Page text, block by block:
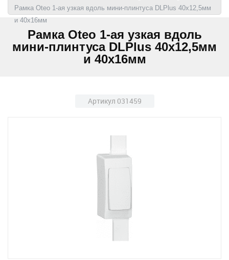
Рамка Oteo 1-ая узкая вдоль мини-плинтуса DLPlus 40x12,5мм
и 40х16мм
Рамка Oteo 1-ая узкая вдоль
мини-плинтуса DLPlus 40x12,5мм
и 40х16мм
Артикул 031459